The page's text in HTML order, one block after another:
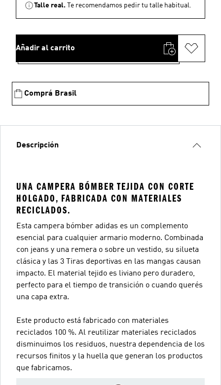
Talle real. Te recomendamos pedir tu talle habitual.
Añadir al carrito
Comprá Brasil
Descripción
UNA CAMPERA BÓMBER TEJIDA CON CORTE
HOLGADO, FABRICADA CON MATERIALES
RECICLADOS.
Esta campera bómber adidas es un complemento
esencial para cualquier armario moderno. Combinada
con jeans y una remera o sobre un vestido, su silueta
clásica y las 3 Tiras deportivas en las mangas causan
impacto. El material tejido es liviano pero duradero,
perfecto para el tiempo de transición o cuando querés
una capa extra.
Este producto está fabricado con materiales
reciclados 100 %. Al reutilizar materiales reciclados
disminuimos los residuos, nuestra dependencia de los
recursos finitos y la huella que generan los productos
que fabricamos.